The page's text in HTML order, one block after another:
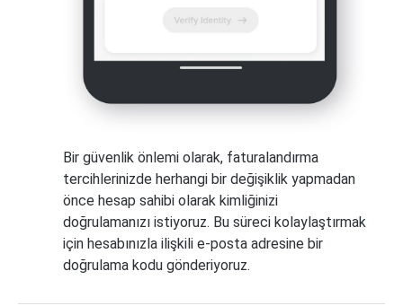
Bir güvenlik önlemi olarak, faturalandırma
tercihlerinizde herhangi bir değişiklik yapmadan
önce hesap sahibi olarak kimliğinizi
doğrulamanızı istiyoruz. Bu süreci kolaylaştırmak
için hesabınızla ilişkili e-posta adresine bir
doğrulama kodu gönderiyoruz.